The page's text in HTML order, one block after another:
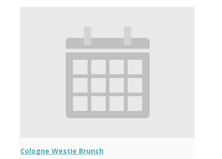
Cologne Westie Brunch